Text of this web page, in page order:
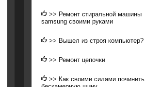
>> Ремонт стиральной машины
samsung своими руками
>> Вышел из строя компьютер?
>> Ремонт цепочки
>> Как своими силами починить